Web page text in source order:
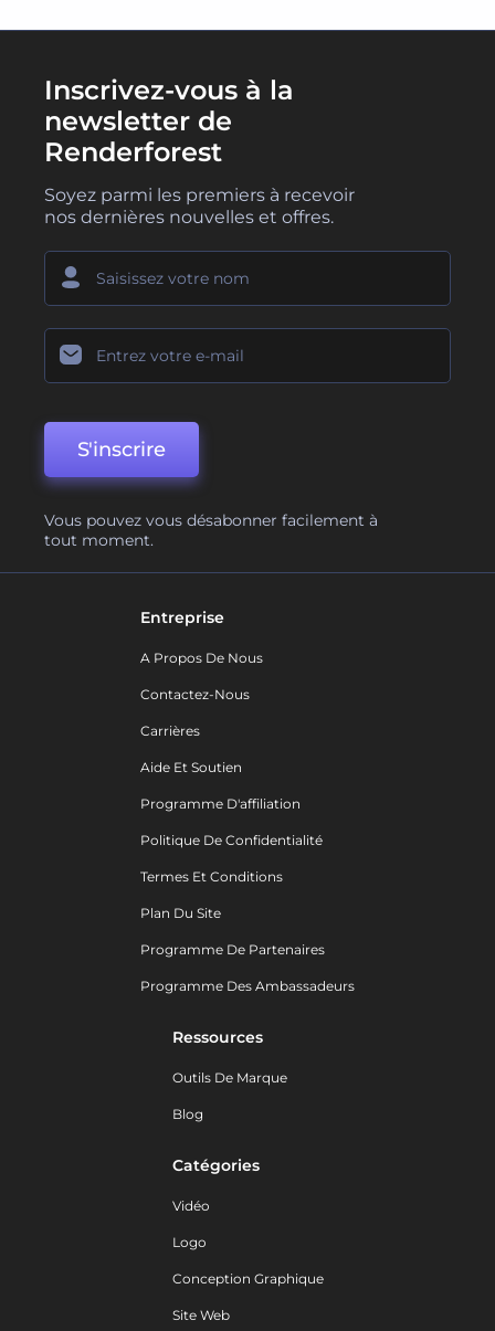
Inscrivez-vous à la
newsletter de
Renderforest
Soyez parmi les premiers à recevoir
nos dernières nouvelles et offres.
S'inscrire
Vous pouvez vous désabonner facilement à
tout moment.
Entreprise
A Propos De Nous
Contactez-Nous
Carrières
Aide Et Soutien
Programme D'affiliation
Politique De Confidentialité
Termes Et Conditions
Plan Du Site
Programme De Partenaires
Programme Des Ambassadeurs
Ressources
Outils De Marque
Blog
Catégories
Vidéo
Logo
Conception Graphique
Site Web